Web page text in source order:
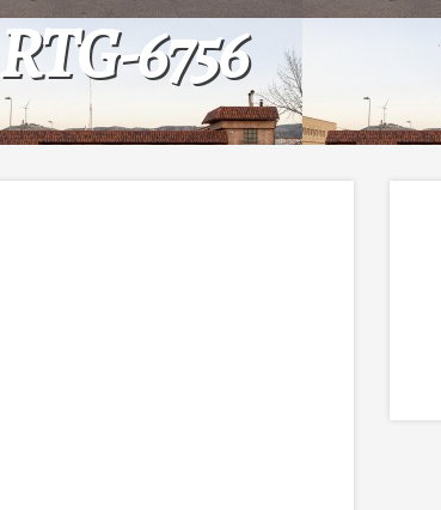
RTG-6756